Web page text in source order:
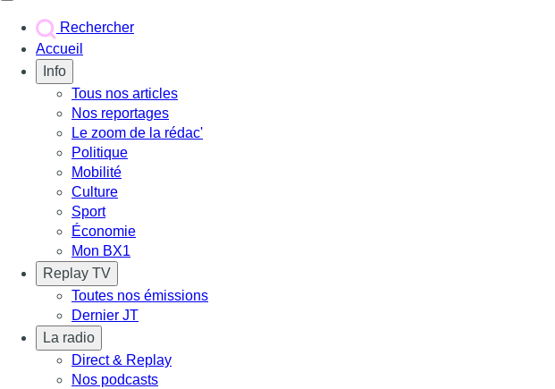
Rechercher
Accueil
Info
Tous nos articles
Nos reportages
Le zoom de la rédac'
Politique
Mobilité
Culture
Sport
Économie
Mon BX1
Replay TV
Toutes nos émissions
Dernier JT
La radio
Direct & Replay
Nos podcasts